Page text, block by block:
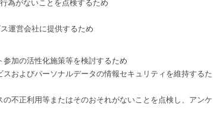
運営会社に提供するため
加の活性化施策等を検討するため
およびパーソナルデータの情報セキュリティを維持するた
不正利用等またはそのおそれがないことを点検し、アンケ